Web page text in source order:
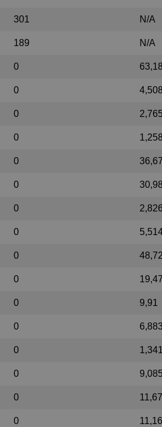
301 N/A
189 N/A
0 63,18
0 4,508
0 2,765
0 1,258
0
0
0 2,826
0
0
0
0 9,91
0 6,883
0 1,341
0
0
0